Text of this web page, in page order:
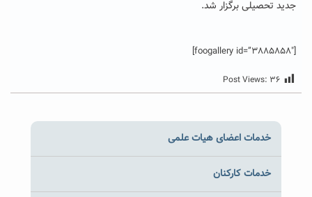
جدید تحصیلی برگزار شد.
[foogallery id=”3885858″]
Post Views: ۳۶
خدمات اعضای هیات علمی
خدمات کارکنان